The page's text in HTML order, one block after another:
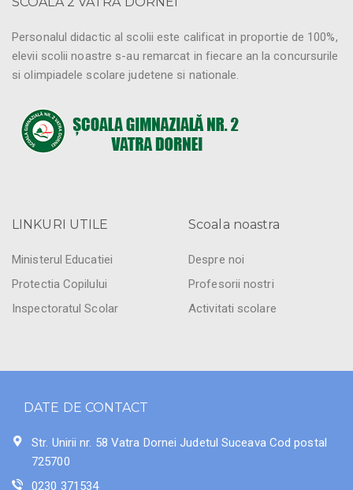
Personalul didactic al scolii este calificat in proportie de 100%,
elevii scolii noastre s-au remarcat in fiecare an la concursurile
si olimpiadele scolare judetene si nationale.
LINKURI UTILE
Ministerul Educatiei
Protectia Copilului
Inspectoratul Scolar
Scoala noastra
Despre noi
Profesorii nostri
Activitati scolare
DATE DE CONTACT
Str. Unirii nr. 58 Vatra Dornei Judetul Suceava Cod postal
725700
0230 371534